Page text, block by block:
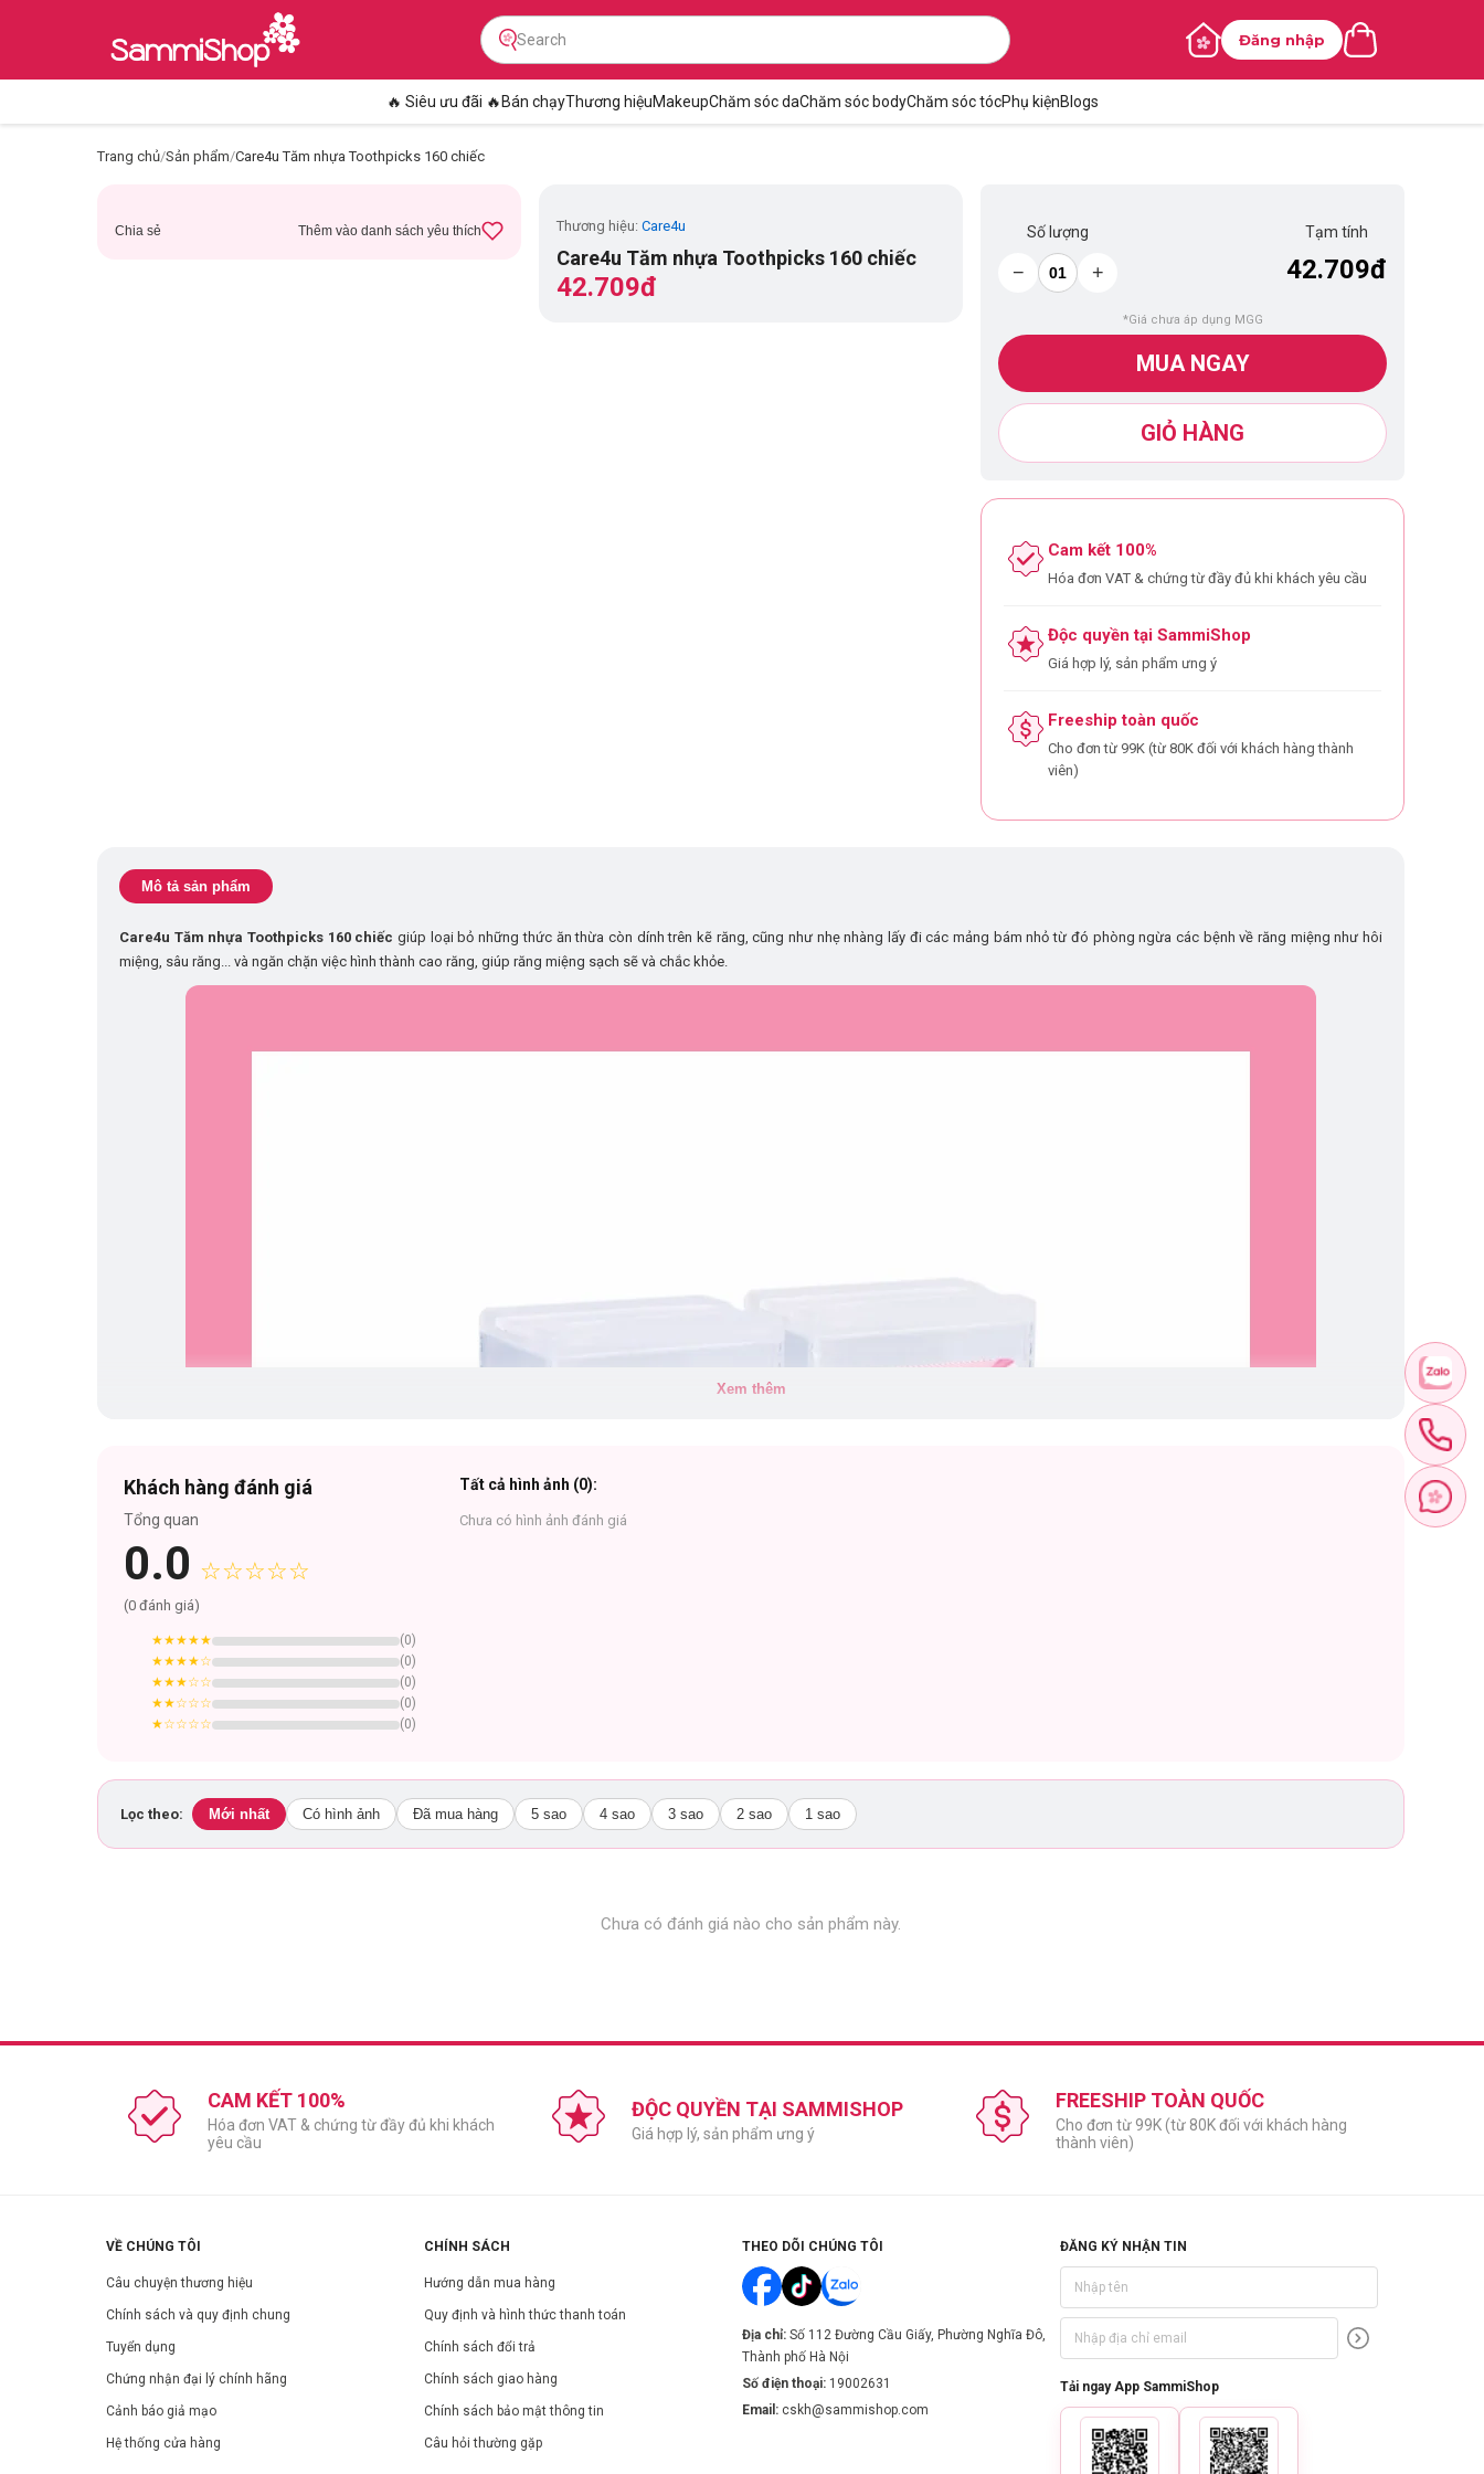
Đăng nhập
🔥 Siêu ưu đãi 🔥 Bán chạyThương hiệuMakeupChăm sóc daChăm sóc bodyChăm sóc tócPhụ kiệnBlogs
Trang chủ/Sản phẩm/Care4u Tăm nhựa Toothpicks 160 chiếc
Chia sẻ Thêm vào danh sách yêu thích Thương hiệu: Care4u
Care4u Tăm nhựa Toothpicks 160 chiếc
42.709đ
Số lượng
− +
Tạm tính
42.709đ
*Giá chưa áp dụng MGG
MUA NGAY
GIỎ HÀNG
Cam kết 100%
Hóa đơn VAT & chứng từ đầy đủ khi khách yêu cầu
Độc quyền tại SammiShop
Giá hợp lý, sản phẩm ưng ý
Freeship toàn quốc
Cho đơn từ 99K (từ 80K đối với khách hàng thành
viên)
Mô tả sản phẩm
Care4u Tăm nhựa Toothpicks 160 chiếc giúp loại bỏ những thức ăn thừa còn dính trên kẽ răng, cũng như nhẹ nhàng lấy đi các mảng bám nhỏ từ đó phòng ngừa các bệnh về răng miệng như hôi
miệng, sâu răng... và ngăn chặn việc hình thành cao răng, giúp răng miệng sạch sẽ và chắc khỏe.
Công dụng:
Ngăn chặn việc hình thành cao răng
Bảo vệ sức khỏe răng miệng
Thành phần:
Nhựa PP an toàn
Hướng dẫn sử dụng:
Đặt hai đầu tăm vào giữa các kẽ răng, di chuyển qua lại nhẹ nhàng để loại bỏ các mảnh thức ăn.
Xem thêm
Khách hàng đánh giá
Tổng quan
0.0 ☆☆☆☆☆
(0 đánh giá)
★★★★★ (0)
★★★★☆ (0)
★★★☆☆ (0)
★★☆☆☆ (0)
★☆☆☆☆ (0)
Tất cả hình ảnh (0):
Chưa có hình ảnh đánh giá
Lọc theo: Mới nhất Có hình ảnh Đã mua hàng 5 sao 4 sao 3 sao 2 sao 1 sao
Chưa có đánh giá nào cho sản phẩm này.
CAM KẾT 100%
Hóa đơn VAT & chứng từ đầy đủ khi khách
yêu cầu
ĐỘC QUYỀN TẠI SAMMISHOP
Giá hợp lý, sản phẩm ưng ý
FREESHIP TOÀN QUỐC
Cho đơn từ 99K (từ 80K đối với khách hàng
thành viên)
VỀ CHÚNG TÔI
Câu chuyện thương hiệu
Chính sách và quy định chung
Tuyển dụng
Chứng nhận đại lý chính hãng
Cảnh báo giả mạo
Hệ thống cửa hàng
CHÍNH SÁCH
Hướng dẫn mua hàng
Quy định và hình thức thanh toán
Chính sách đổi trả
Chính sách giao hàng
Chính sách bảo mật thông tin
Câu hỏi thường gặp
THEO DÕI CHÚNG TÔI
Địa chỉ: Số 112 Đường Cầu Giấy, Phường Nghĩa Đô,
Thành phố Hà Nội
Số điện thoại: 19002631
Email: cskh@sammishop.com
ĐĂNG KÝ NHẬN TIN
Tải ngay App SammiShop